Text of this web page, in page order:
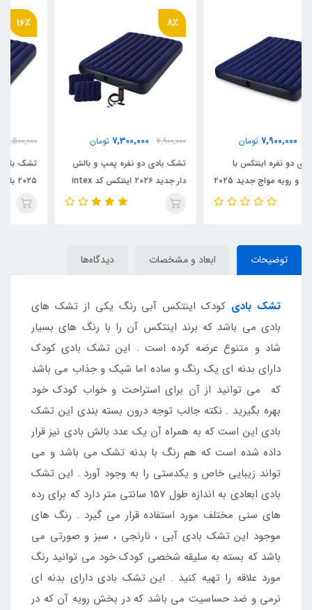
7,900,000
7,300,000
تشک بادی دو نفره پمپ و بالش
دار جدید ۲۰۲۶ اینتکس کد intex
64765
6,500,000
5,500,000
تومان
تشک بادی دو نفره اینتکس جدید
۲۰۲۵ با رویه جیر کد intex 6۴759
توضیحات ابعاد و مشخصات دیدگاه‌ها
تشک بادی کودک اینتکس آبی رنگ یکی از تشک های
بادی می باشد که برند اینتکس آن را با رنگ های بسیار
شاد و متنوع عرضه کرده است . این تشک بادی کودک
دارای بدنه ای یک رنگ و ساده اما شیک و جذاب می باشد
که می توانید از آن برای استراحت و خواب کودک خود
بهره بگیرید . نکته جالب توجه درون بسته بندی این تشک
بادی این است که به همراه آن یک عدد بالش بادی نیز قرار
داده شده است که هم رنگ با بدنه تشک می باشد و می
تواند زیبایی خاص و یکدستی را به وجود آورد . این تشک
بادی ابعادی به اندازه طول 157 سانتی متر دارد که برای رده
های سنی مختلف مورد استفاده قرار می گیرد . رنگ های
موجود این تشک بادی آبی ، نارنجی ، سبز و صورتی می
باشد که بسته به سلیقه شخصی کودک خود می توانید رنگ
مورد علاقه را تهیه کنید . این تشک بادی دارای بدنه ای
نرمی و ضد حساسیت می باشد که در بخش رویه آن که در